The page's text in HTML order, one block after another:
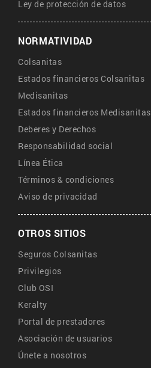
Ley de protección de datos
NORMATIVIDAD
Colsanitas
Estados financieros Colsanitas
Medisanitas
Estados financieros Medisanitas
Deberes y Derechos
Responsabilidad social
Línea Ética
Términos & condiciones
Aviso de privacidad
OTROS SITIOS
Seguros Colsanitas
Privilegios
Club OSI
Keralty
Portal de prestadores
Asociación de usuarios
Únete a nosotros